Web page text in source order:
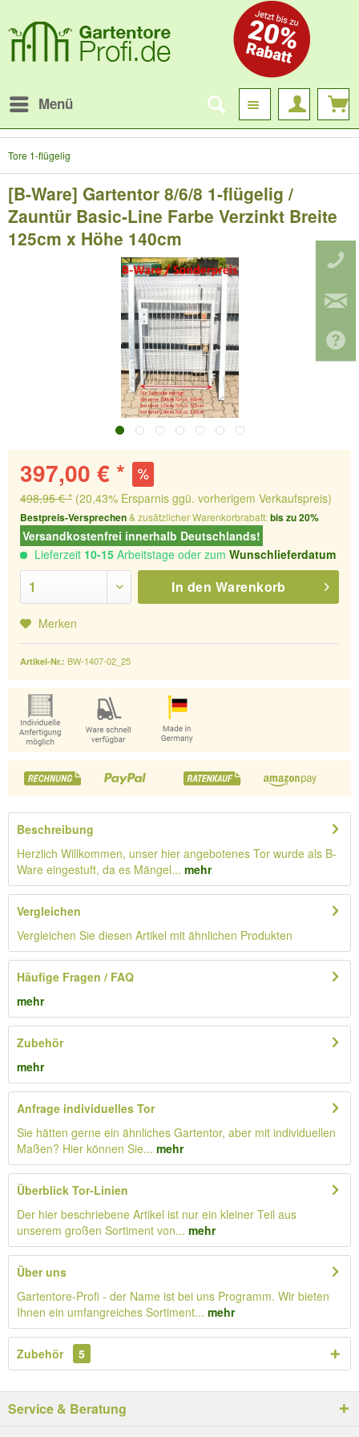
Menü
Tore 1-flügelig
[B-Ware] Gartentor 8/6/8 1-flügelig /
Zauntür Basic-Line Farbe Verzinkt Breite
125cm x Höhe 140cm
397,00 € *
498,95 € * (20,43% Ersparnis ggü. vorherigem Verkaufspreis)
Bestpreis-Versprechen& zusätzlicher Warenkorbrabatt:bis zu 20%
Versandkostenfrei innerhalb Deutschlands!
Lieferzeit 10-15 Arbeitstage oder zum Wunschlieferdatum
In den Warenkorb
Merken
Artikel-Nr.: BW-1407-02_25
Beschreibung
Herzlich Willkommen, unser hier angebotenes Tor wurde als B-
Ware eingestuft, da es Mängel... mehr
Vergleichen
Vergleichen Sie diesen Artikel mit ähnlichen Produkten
Häufige Fragen / FAQ
mehr
Zubehör
mehr
Anfrage individuelles Tor
Sie hätten gerne ein ähnliches Gartentor, aber mit individuellen
Maßen? Hier können Sie... mehr
Überblick Tor-Linien
Der hier beschriebene Artikel ist nur ein kleiner Teil aus
unserem großen Sortiment von... mehr
Über uns
Gartentore-Profi - der Name ist bei uns Programm. Wir bieten
Ihnen ein umfangreiches Sortiment... mehr
Zubehör 5
Service & Beratung